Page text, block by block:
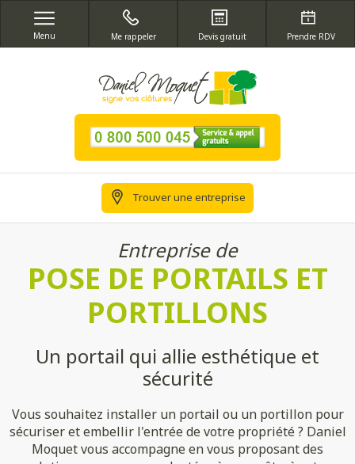
Menu Me rappeler Devis gratuit Prendre RDV
Trouver une entreprise
Entreprise de
POSE DE PORTAILS ET
PORTILLONS
Un portail qui allie esthétique et
sécurité
Vous souhaitez installer un portail ou un portillon pour
sécuriser et embellir l'entrée de votre propriété ? Daniel
Moquet vous accompagne en vous proposant des